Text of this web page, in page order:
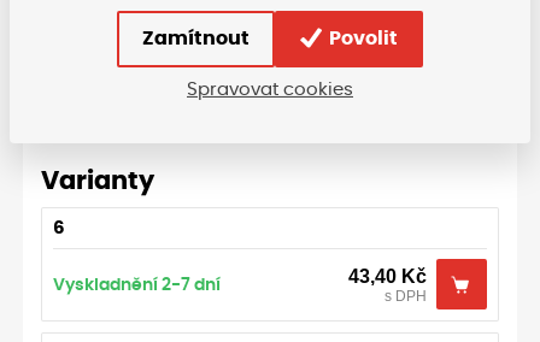
Varianty
6
Vyskladnění 2-7 dní 43,40 Kč
s DPH
Zamítnout Povolit
Spravovat cookies